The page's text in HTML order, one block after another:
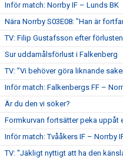
Inför match: Norrby IF – Lunds BK
Nära Norrby S03E08: "Han är
TV: Filip Gustafsson efter
Sur uddamålsförlust i Falkenberg
TV: ”Vi behöver göra liknande
Inför match: Falkenbergs FF –
Är du den vi söker?
Formkurvan fortsätter peka uppåt
Inför match: Tvååkers IF – Norrby
TV: "Jäkligt nyttigt att ha den